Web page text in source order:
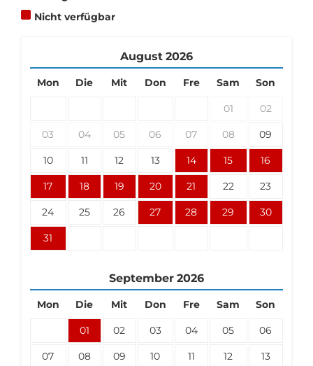
Nicht verfügbar
August 2026
Mon Die Mit Don Fre Sam Son
01 02
03 04 05 06 07 08 09
10 11 12 13 14 15 16
17 18 19 20 21 22 23
24 25 26 27 28 29 30
31
September 2026
Mon Die Mit Don Fre Sam Son
01 02 03 04 05 06
07 08 09 10 11 12 13